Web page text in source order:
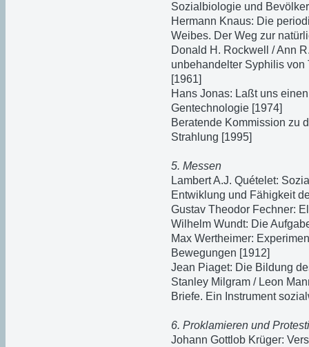
Sozialbiologie und
Hermann Knaus: Die
Weibes. Der Weg zur
Donald H. Rockwell / Ann
unbehandelter Syphilis von
[1961]
Hans Jonas: Laßt uns
Gentechnologie [1974]
Beratende Kommission zu
Strahlung [1995]
5. Messen
Lambert A.J. Quételet:
Entwiklung und Fähigkeit
Gustav Theodor Fechner:
Wilhelm Wundt: Die
Max Wertheimer:
Bewegungen [1912]
Jean Piaget: Die Bildung
Stanley Milgram / Leon
Briefe. Ein Instrument
6. Proklamieren und
Johann Gottlob Krüger: